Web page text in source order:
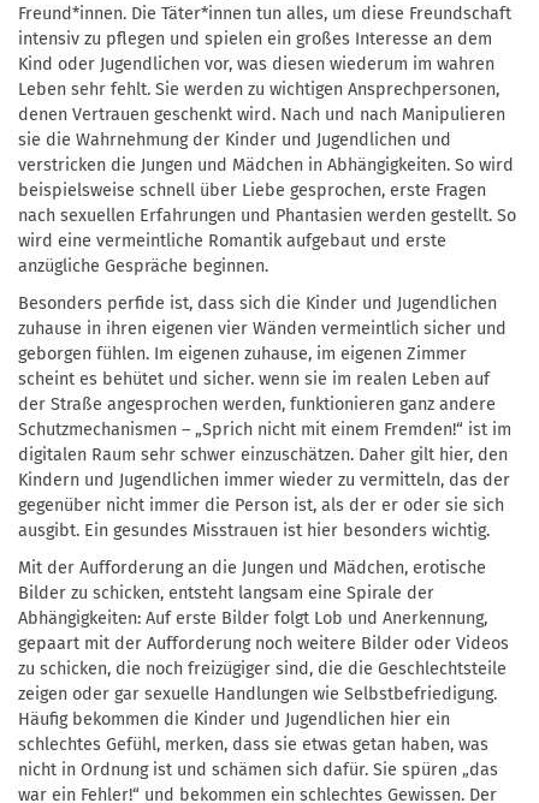
Freund*innen. Die Täter*innen tun alles, um diese Freundschaft
intensiv zu pflegen und spielen ein großes Interesse an dem
Kind oder Jugendlichen vor, was diesen wiederum im wahren
Leben sehr fehlt. Sie werden zu wichtigen Ansprechpersonen,
denen Vertrauen geschenkt wird. Nach und nach Manipulieren
sie die Wahrnehmung der Kinder und Jugendlichen und
verstricken die Jungen und Mädchen in Abhängigkeiten. So wird
beispielsweise schnell über Liebe gesprochen, erste Fragen
nach sexuellen Erfahrungen und Phantasien werden gestellt. So
wird eine vermeintliche Romantik aufgebaut und erste
anzügliche Gespräche beginnen.
Besonders perfide ist, dass sich die Kinder und Jugendlichen
zuhause in ihren eigenen vier Wänden vermeintlich sicher und
geborgen fühlen. Im eigenen zuhause, im eigenen Zimmer
scheint es behütet und sicher. wenn sie im realen Leben auf
der Straße angesprochen werden, funktionieren ganz andere
Schutzmechanismen – „Sprich nicht mit einem Fremden!“ ist im
digitalen Raum sehr schwer einzuschätzen. Daher gilt hier, den
Kindern und Jugendlichen immer wieder zu vermitteln, das der
gegenüber nicht immer die Person ist, als der er oder sie sich
ausgibt. Ein gesundes Misstrauen ist hier besonders wichtig.
Mit der Aufforderung an die Jungen und Mädchen, erotische
Bilder zu schicken, entsteht langsam eine Spirale der
Abhängigkeiten: Auf erste Bilder folgt Lob und Anerkennung,
gepaart mit der Aufforderung noch weitere Bilder oder Videos
zu schicken, die noch freizügiger sind, die die Geschlechtsteile
zeigen oder gar sexuelle Handlungen wie Selbstbefriedigung.
Häufig bekommen die Kinder und Jugendlichen hier ein
schlechtes Gefühl, merken, dass sie etwas getan haben, was
nicht in Ordnung ist und schämen sich dafür. Sie spüren „das
war ein Fehler!“ und bekommen ein schlechtes Gewissen. Der